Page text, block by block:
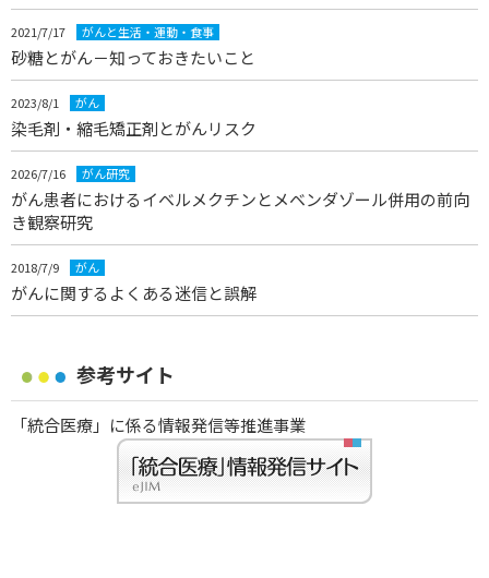
2021/7/17 がんと生活・運動・食事
砂糖とがん－知っておきたいこと
2023/8/1 がん
染毛剤・縮毛矯正剤とがんリスク
2026/7/16 がん研究
がん患者におけるイベルメクチンとメベンダゾール併用の前向
き観察研究
2018/7/9 がん
がんに関するよくある迷信と誤解
参考サイト
「統合医療」に係る情報発信等推進事業